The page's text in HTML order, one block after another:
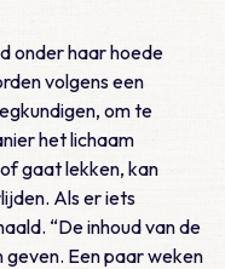
onder haar hoede
volgens een
om te
het lichaam
gaat lekken, kan
Als er iets
“De inhoud van de
Een paar weken